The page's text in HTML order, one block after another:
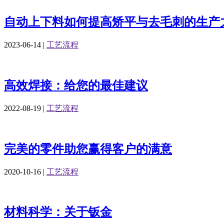
自动上下料如何提高矫平与去毛刺的生产
2023-06-14 | 工艺流程
高效焊接：给您的最佳建议
2022-08-19 | 工艺流程
完美的零件助您赢得客户的满意
2020-10-16 | 工艺流程
材料科学：关于钣金